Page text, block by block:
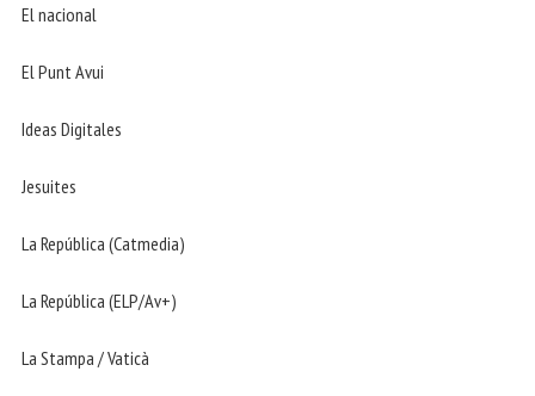
El nacional
El Punt Avui
Ideas Digitales
Jesuites
La República (Catmedia)
La República (ELP/Av+)
La Stampa / Vaticà